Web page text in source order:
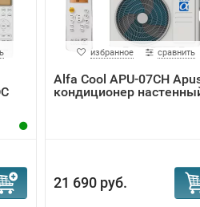
избранное сравнить
Alfa Cool APU-07CH
кондиционер
21 690 руб.